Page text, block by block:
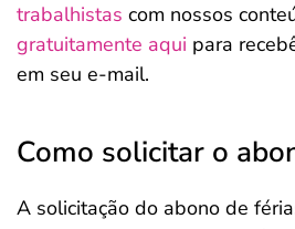
trabalhistas com nossos
gratuitamente aqui para
em seu e-mail.
Como solicitar o
A solicitação do abono de